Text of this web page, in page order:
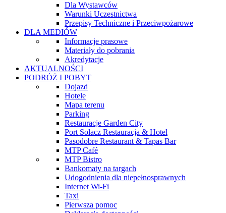
Dla Wystawców
Warunki Uczestnictwa
Przepisy Techniczne i Przeciwpożarowe
DLA MEDIÓW
Informacje prasowe
Materiały do pobrania
Akredytacje
AKTUALNOŚCI
PODRÓŻ I POBYT
Dojazd
Hotele
Mapa terenu
Parking
Restauracje Garden City
Port Sołacz Restauracja & Hotel
Pasodobre Restaurant & Tapas Bar
MTP Café
MTP Bistro
Bankomaty na targach
Udogodnienia dla niepełnosprawnych
Internet Wi-Fi
Taxi
Pierwsza pomoc